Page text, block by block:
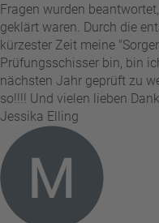
Fragen wurden
geklärt waren. Durch die
kürzester Zeit meine
Prüfungsschisser bin, bin
nächsten Jahr geprüft zu
so!!!! Und vielen lieben
Jessika Elling